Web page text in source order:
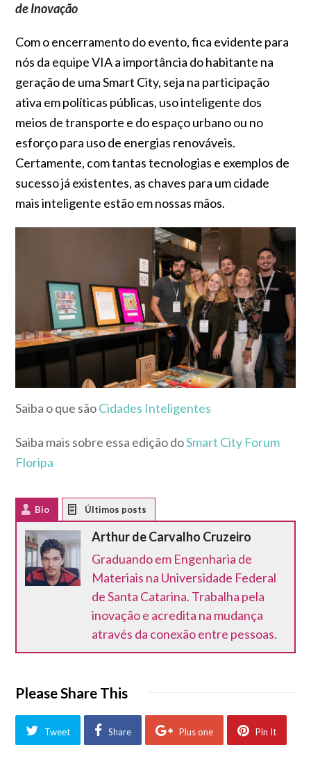
de Inovação
Com o encerramento do evento, fica evidente para
nós da equipe VIA a importância do habitante na
geração de uma Smart City, seja na participação
ativa em políticas públicas, uso inteligente dos
meios de transporte e do espaço urbano ou no
esforço para uso de energias renováveis.
Certamente, com tantas tecnologias e exemplos de
sucesso já existentes, as chaves para um cidade
mais inteligente estão em nossas mãos.
Saiba o que sãoCidades Inteligentes
Saiba mais sobre essa edição doSmart City Forum
Floripa
Bio
Arthur de Carvalho Cruzeiro
Graduando em Engenharia de
Materiais na Universidade Federal
de Santa Catarina. Trabalha pela
inovação e acredita na mudança
através da conexão entre pessoas.
Please Share This
Tweet Share Plus one Pin It